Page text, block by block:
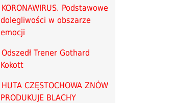
KORONAWIRUS. Podstawowe
dolegliwości w obszarze
emocji
Odszedł Trener Gothard
Kokott
HUTA CZĘSTOCHOWA ZNÓW
PRODUKUJE BLACHY